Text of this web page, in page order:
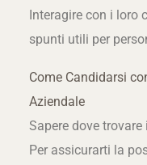
Interagire con i loro
spunti utili per
Come Candidarsi
Aziendale
Sapere dove
Per assicurarti la